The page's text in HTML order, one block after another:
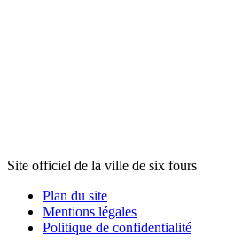
Site officiel de la ville de six fours
Plan du site
Mentions légales
Politique de confidentialité